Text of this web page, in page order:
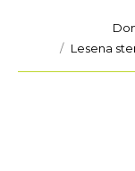
Lesena